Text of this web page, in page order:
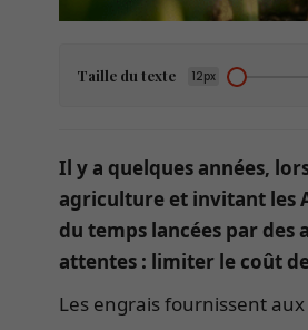
Taille du texte 12px
Il y a quelques années,
agriculture et invitant les
du temps lancées par
attentes : limiter le coût
Les engrais fournissent